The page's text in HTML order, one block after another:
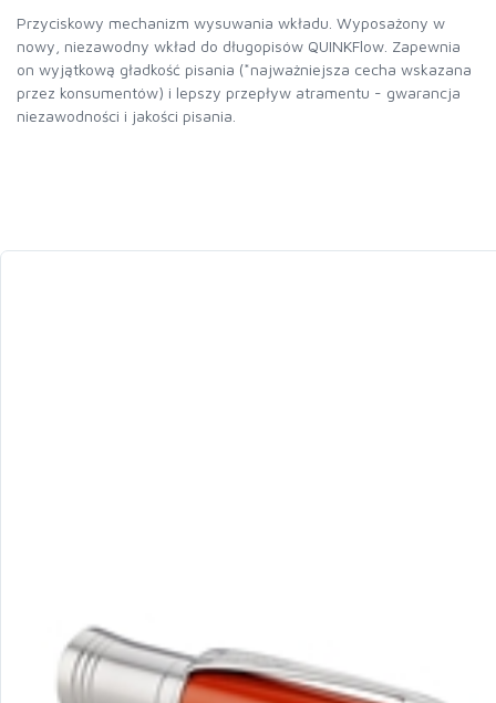
Przyciskowy mechanizm wysuwania wkładu. Wyposażony w
nowy, niezawodny wkład do długopisów QUINKFlow. Zapewnia
on wyjątkową gładkość pisania (*najważniejsza cecha wskazana
przez konsumentów) i lepszy przepływ atramentu - gwarancja
niezawodności i jakości pisania.